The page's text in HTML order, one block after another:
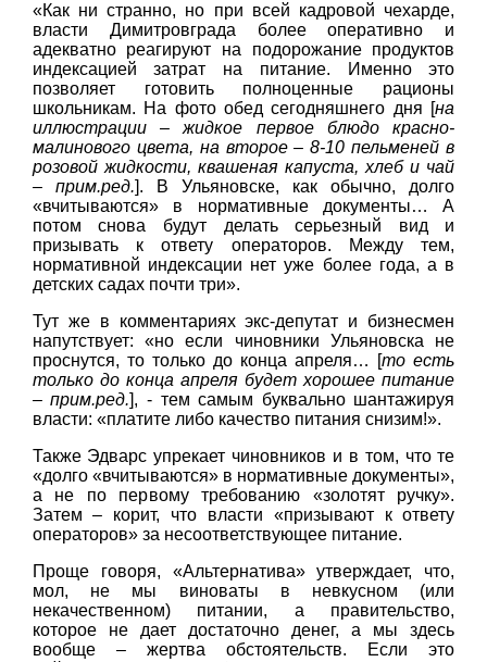
«Как ни странно, но при всей кадровой чехарде,
власти Димитровграда более оперативно и
адекватно реагируют на подорожание продуктов
индексацией затрат на питание. Именно это
позволяет готовить полноценные рационы
школьникам. На фото обед сегодняшнего дня [на
иллюстрации – жидкое первое блюдо красно-
малинового цвета, на второе – 8-10 пельменей в
розовой жидкости, квашеная капуста, хлеб и чай
– прим.ред.]. В Ульяновске, как обычно, долго
«вчитываются» в нормативные документы… А
потом снова будут делать серьезный вид и
призывать к ответу операторов. Между тем,
нормативной индексации нет уже более года, а в
детских садах почти три».
Тут же в комментариях экс-депутат и бизнесмен
напутствует: «но если чиновники Ульяновска не
проснутся, то только до конца апреля… [то есть
только до конца апреля будет хорошее питание
– прим.ред.], - тем самым буквально шантажируя
власти: «платите либо качество питания снизим!».
Также Эдварс упрекает чиновников и в том, что те
«долго «вчитываются» в нормативные документы»,
а не по первому требованию «золотят ручку».
Затем – корит, что власти «призывают к ответу
операторов» за несоответствующее питание.
Проще говоря, «Альтернатива» утверждает, что,
мол, не мы виноваты в невкусном (или
некачественном) питании, а правительство,
которое не дает достаточно денег, а мы здесь
вообще – жертва обстоятельств. Если это